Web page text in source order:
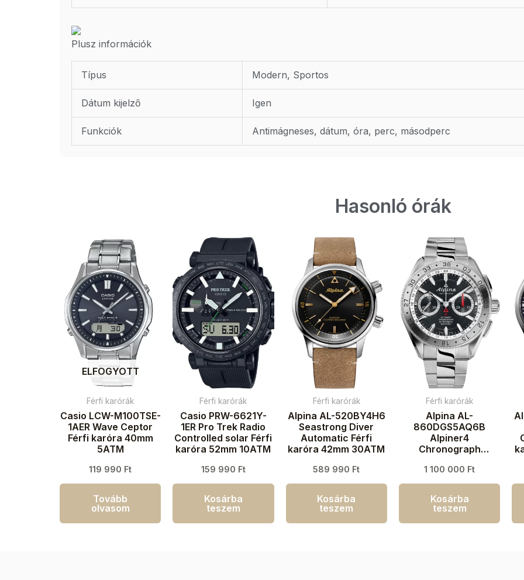
Plusz információk
Típus Modern, Sportos
Dátum kijelző Igen
Funkciók Antimágneses, dátum, óra, perc, másodperc
Hasonló órák
ELFOGYOTT
Férfi karórák
Casio LCW-M100TSE-
1AER Wave Ceptor
Férfi karóra 40mm
5ATM
119 990 Ft
Tovább
olvasom
Férfi karórák
Casio PRW-6621Y-
1ER Pro Trek Radio
Controlled solar Férfi
karóra 52mm 10ATM
159 990 Ft
Kosárba
teszem
Férfi karórák
Alpina AL-520BY4H6
Seastrong Diver
Automatic Férfi
karóra 42mm 30ATM
589 990 Ft
Kosárba
teszem
Férfi karórák
Alpina AL-
860DGS5AQ6B
Alpiner4
Chronograph
karóra 45mm 10ATM
1 100 000 Ft
Kosárba
teszem